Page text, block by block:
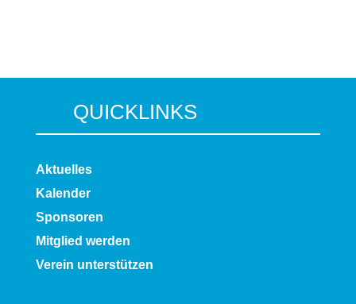
QUICKLINKS
Aktuelles
Kalender
Sponsoren
Mitglied werden
Verein unterstützen